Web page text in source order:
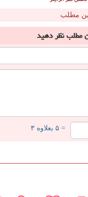
مطلب
مطلبنظر دهید
= ۵ بعلاوه ۳